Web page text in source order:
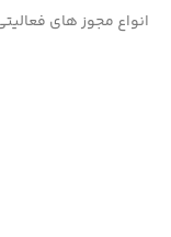
انواع مجوز های